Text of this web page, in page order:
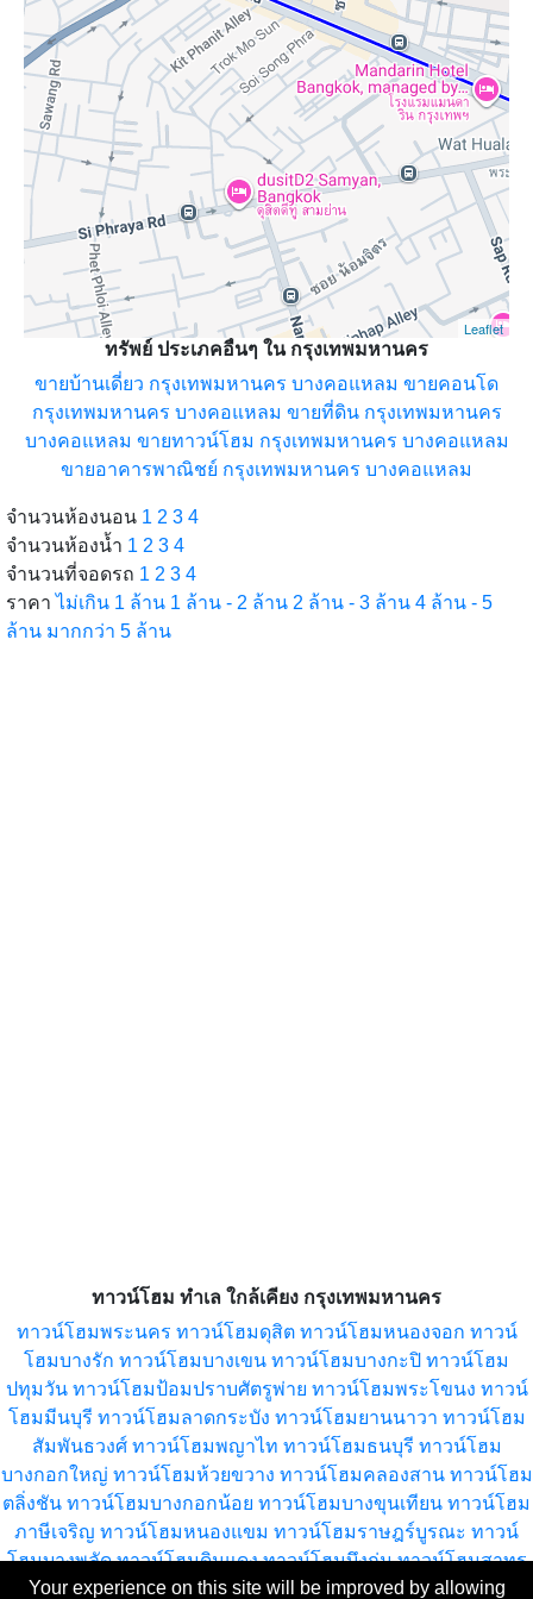
Leaflet
ทรัพย์ ประเภคอื่นๆ ใน กรุงเทพมหานคร
ขายบ้านเดี่ยว กรุงเทพมหานคร บางคอแหลม ขายคอนโด
กรุงเทพมหานคร บางคอแหลม ขายที่ดิน กรุงเทพมหานคร
บางคอแหลม ขายทาวน์โฮม กรุงเทพมหานคร บางคอแหลม
ขายอาคารพาณิชย์ กรุงเทพมหานคร บางคอแหลม
จำนวนห้องนอน 1 2 3 4
จำนวนห้องน้ำ 1 2 3 4
จำนวนที่จอดรถ 1 2 3 4
ราคา ไม่เกิน 1 ล้าน 1 ล้าน - 2 ล้าน 2 ล้าน - 3 ล้าน 4 ล้าน - 5
ล้าน มากกว่า 5 ล้าน
ทาวน์โฮม ทำเล ใกล้เคียง กรุงเทพมหานคร
ทาวน์โฮมพระนคร ทาวน์โฮมดุสิต ทาวน์โฮมหนองจอก ทาวน์
โฮมบางรัก ทาวน์โฮมบางเขน ทาวน์โฮมบางกะปิ ทาวน์โฮม
ปทุมวัน ทาวน์โฮมป้อมปราบศัตรูพ่าย ทาวน์โฮมพระโขนง ทาวน์
โฮมมีนบุรี ทาวน์โฮมลาดกระบัง ทาวน์โฮมยานนาวา ทาวน์โฮม
สัมพันธวงศ์ ทาวน์โฮมพญาไท ทาวน์โฮมธนบุรี ทาวน์โฮม
บางกอกใหญ่ ทาวน์โฮมห้วยขวาง ทาวน์โฮมคลองสาน ทาวน์โฮม
ตลิ่งชัน ทาวน์โฮมบางกอกน้อย ทาวน์โฮมบางขุนเทียน ทาวน์โฮม
ภาษีเจริญ ทาวน์โฮมหนองแขม ทาวน์โฮมราษฎร์บูรณะ ทาวน์
โฮมบางพลัด ทาวน์โฮมดินแดง ทาวน์โฮมบึงกุ่ม ทาวน์โฮมสาทร
ทาวน์โฮมบางซื่อ ทาวน์โฮมจตุจักร ทาวน์โฮมบางคอแหลม ทาวน์
Your experience on this site will be improved by allowing